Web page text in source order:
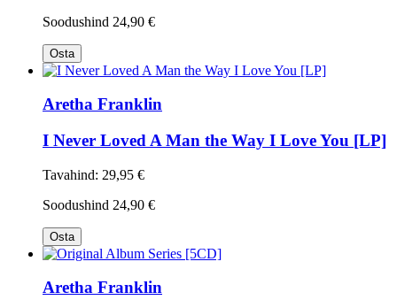
Soodushind 24,90 €
Osta
Aretha Franklin
I Never Loved A Man the Way I Love You [LP]
Tavahind: 29,95 €
Soodushind 24,90 €
Osta
Aretha Franklin